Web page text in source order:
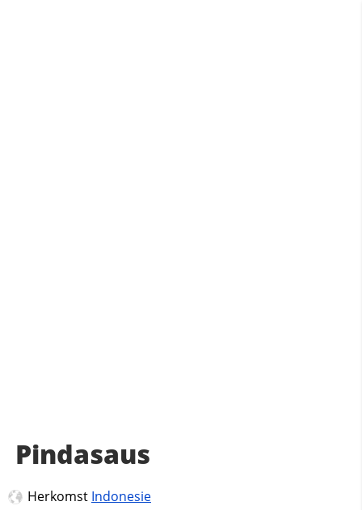
Pindasaus
Herkomst Indonesie